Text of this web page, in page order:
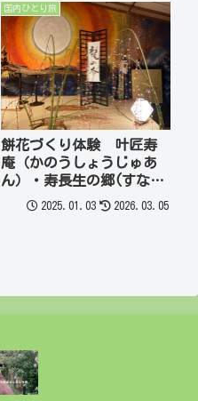
国内ひとり旅
餅花づくり体験 叶匠寿
庵（かのうしょうじゅあ
ん）・寿長生の郷(すない
のさと）へ ①
2025.01.03 2026.03.05